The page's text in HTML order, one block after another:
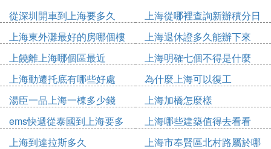
大南門附近有賣表的地方，而且規模不小。王府井那
塊也有鍾表專櫃，可以去那裡看看。
太原商場排名前十的商場有萬達廣場、茂業天地、北
美新天地、王府井百貨、萬象城、華宇購物中心、梅
園百盛、榆次的奧特萊斯、銅鑼灣購物廣場和天美新
天地。這些商場都是銷售高檔、有品質的衣服、鞋
子、包包等，集休閑娛樂於一體的大型商場。
從深圳開車到上海要多久
上海從哪裡查詢新辦積分日
期
上海東外灘最好的房哪個樓
上海退休證多久能辦下來
上饒離上海哪個區最近
上海明確七個不得是什麼
上海動遷托底有哪些好處
為什麼上海可以復工
湯臣一品上海一棟多少錢
上海加橋怎麼樣
ems快遞從泰國到上海要多
久
上海哪些建築值得去看看
上海到達拉斯多久
上海市奉賢區北村路屬於哪